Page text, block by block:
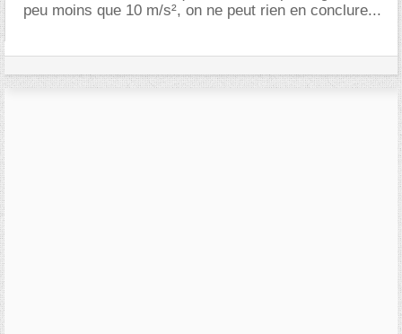
peu moins que 10 m/s², on ne peut rien en conclure...